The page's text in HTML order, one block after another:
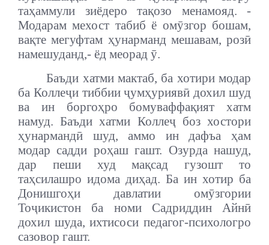
таҳаммули зиёдеро тақозо менамояд. -
Модарам мехост табиб ё омӯзгор бошам,
вақте мегуфтам ҳунарманд мешавам, розӣ
намешуданд,- ёд меорад ӯ.
Баъди хатми мактаб, ба хотири модар
ба Коллеҷи тиббии ҷумҳуриявӣ дохил шуд
ва ин боргоҳро бомуваффақият хатм
намуд. Баъди хатми Коллеҷ боз хостори
ҳунармандӣ шуд, аммо ин дафъа ҳам
модар садди роҳаш гашт. Озурда нашуд,
дар пеши худ мақсад гузошт то
таҳсилашро идома диҳад. Ба ин хотир ба
Донишгоҳи давлатии омӯзгории
Тоҷикистон ба номи Садриддин Айнӣ
дохил шуда, ихтисоси педагог-психологро
сазовор гашт.